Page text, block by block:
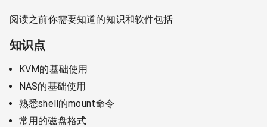
阅读之前你需要知道的知识和软件包括
知识点
KVM的基础使用
NAS的基础使用
熟悉shell的mount命令
常用的磁盘格式